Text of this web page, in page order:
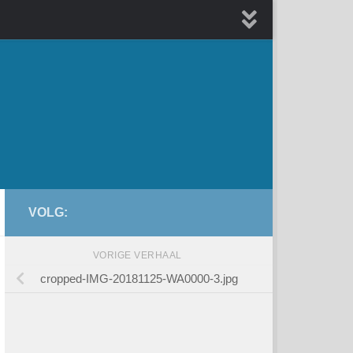
VOLG:
VORIGE VERHAAL
cropped-IMG-20181125-WA0000-3.jpg